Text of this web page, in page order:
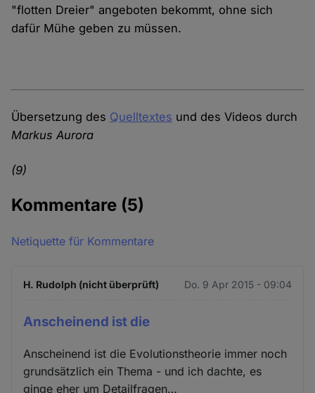
"flotten Dreier" angeboten bekommt, ohne sich
dafür Mühe geben zu müssen.
Übersetzung des Quelltextes und des Videos durch
Markus Aurora
(9)
Kommentare (5)
Netiquette für Kommentare
H. Rudolph (nicht überprüft) Do. 9 Apr 2015 - 09:04
Anscheinend ist die
Anscheinend ist die Evolutionstheorie immer noch
grundsätzlich ein Thema - und ich dachte, es
ginge eher um Detailfragen…